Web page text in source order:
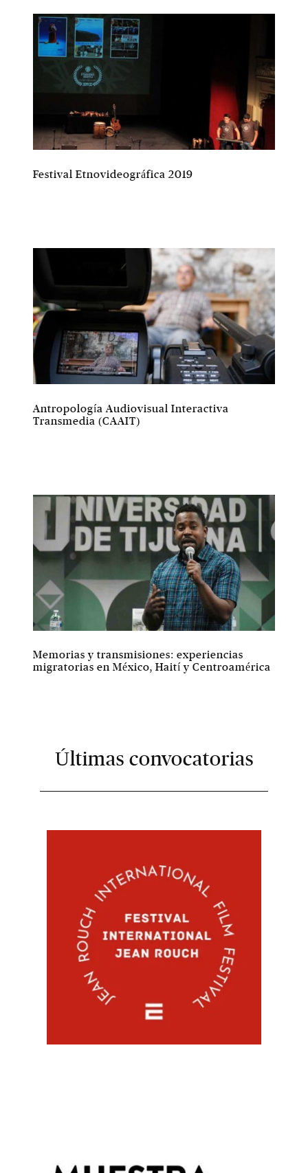
Festival Etnovideográfica 2019
Antropología Audiovisual Interactiva
Transmedia (CAAIT)
Memorias y transmisiones: experiencias
migratorias en México, Haití y Centroamérica
Últimas convocatorias